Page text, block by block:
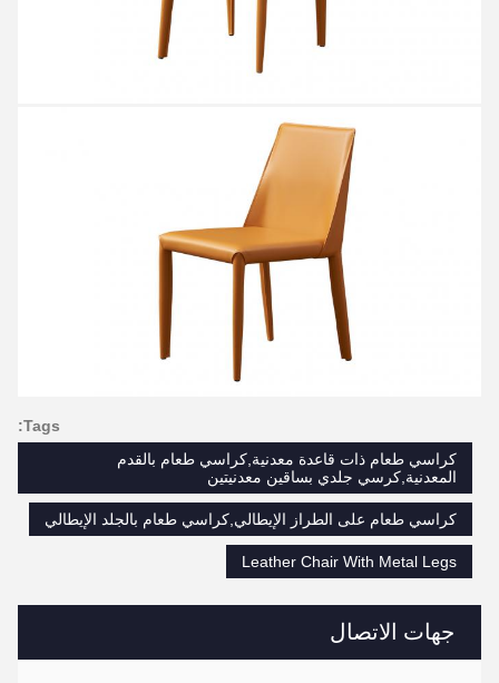
جهات الاتصال
Tags:
كراسي طعام ذات قاعدة معدنية,كراسي طعام بالقدم
المعدنية,كرسي جلدي بساقين معدنيتين
كراسي طعام على الطراز الإيطالي,كراسي طعام بالجلد الإيطالي
Leather Chair With Metal Legs